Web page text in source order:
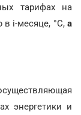
тарифах на
в i-месяце, °С, а
энергетики и